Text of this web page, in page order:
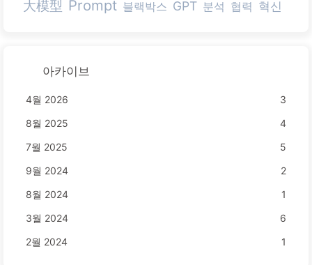
大模型 Prompt 블랙박스 GPT 분석 협력 혁신
아카이브
4월 2026
3
8월 2025
4
7월 2025
5
9월 2024
2
8월 2024
1
3월 2024
6
2월 2024
1